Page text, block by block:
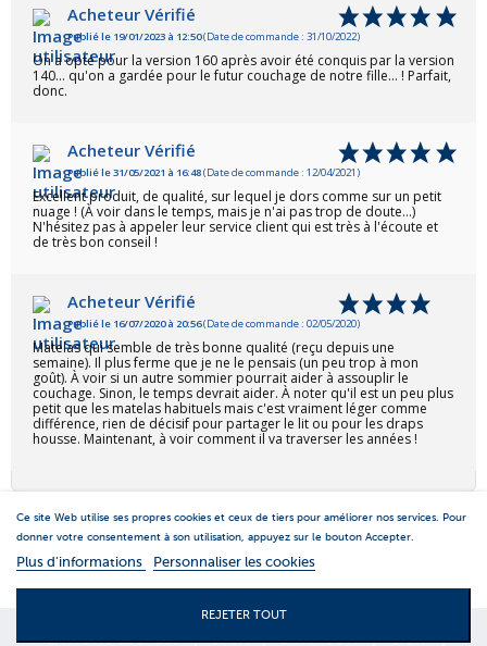
Acheteur Vérifié
Publié le 19/01/2023 à 12:50(Date de commande : 31/10/2022)
On a opté pour la version 160 après avoir été conquis par la version
140... qu'on a gardée pour le futur couchage de notre fille... ! Parfait,
donc.
Acheteur Vérifié
Publié le 31/05/2021 à 16:48(Date de commande : 12/04/2021)
Excellent produit, de qualité, sur lequel je dors comme sur un petit
nuage ! (À voir dans le temps, mais je n'ai pas trop de doute...)
N'hésitez pas à appeler leur service client qui est très à l'écoute et
de très bon conseil !
Acheteur Vérifié
Publié le 16/07/2020 à 20:56(Date de commande : 02/05/2020)
Matelas qui semble de très bonne qualité (reçu depuis une
semaine). Il plus ferme que je ne le pensais (un peu trop à mon
goût). À voir si un autre sommier pourrait aider à assouplir le
couchage. Sinon, le temps devrait aider. À noter qu'il est un peu plus
petit que les matelas habituels mais c'est vraiment léger comme
différence, rien de décisif pour partager le lit ou pour les draps
housse. Maintenant, à voir comment il va traverser les années !
MENTIONS LEGALES|S.A.V.|LIVRAISON|C.G.V|
Ce site Web utilise ses propres cookies et ceux de tiers pour améliorer nos services. Pour
donner votre consentement à son utilisation, appuyez sur le bouton Accepter.
Plus d'informations Personnaliser les cookies
REJETER TOUT